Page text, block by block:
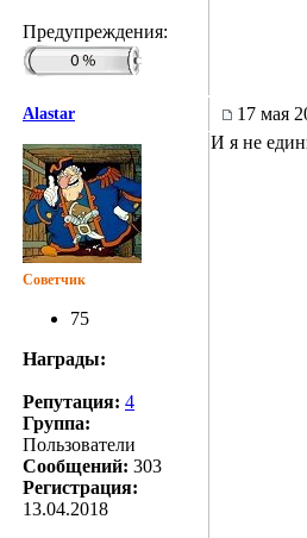
Предупреждения:
Alastar 17 мая
Советчик
75
Награды:
Репутация: 4
Группа:
Пользователи
Сообщений: 303
Регистрация:
13.04.2018
И я не